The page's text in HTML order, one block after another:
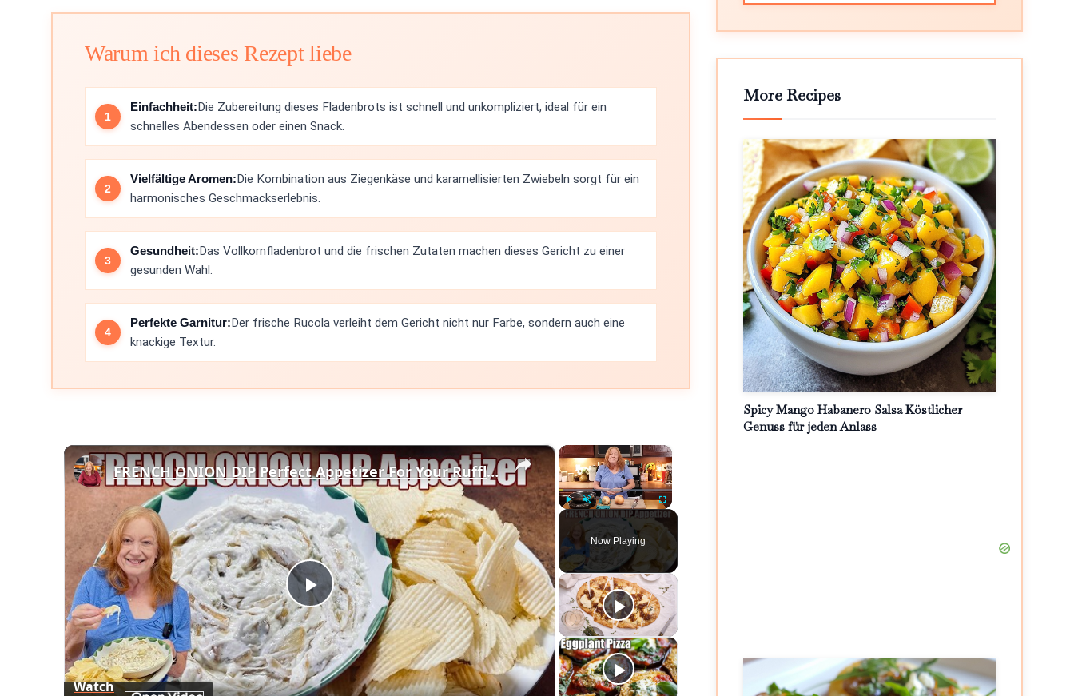
Warum ich dieses Rezept liebe
Einfachheit:Die Zubereitung dieses Fladenbrots ist schnell und unkompliziert, ideal für ein
schnelles Abendessen oder einen Snack.
Vielfältige Aromen:Die Kombination aus Ziegenkäse und karamellisierten Zwiebeln sorgt für ein
harmonisches Geschmackserlebnis.
Gesundheit:Das Vollkornfladenbrot und die frischen Zutaten machen dieses Gericht zu einer
gesunden Wahl.
Perfekte Garnitur:Der frische Rucola verleiht dem Gericht nicht nur Farbe, sondern auch eine
knackige Textur.
×
Play Unmute Fullscreen
Now Playing
×
Play
Video
FRENCH ONION DIP Perfect Appetizer For Your Ruffled Chip
Watch
More Recipes
Spicy Mango Habanero Salsa Köstlicher
Genuss für jeden Anlass